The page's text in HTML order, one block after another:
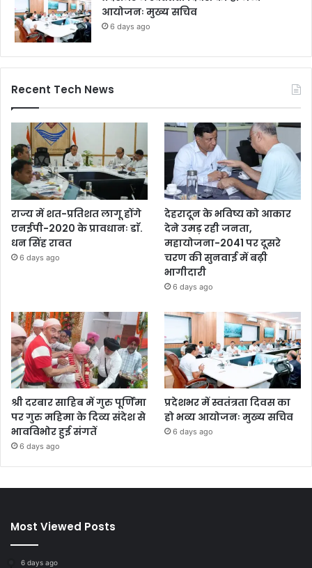
आयोजनः मुख्य सचिव
6 days ago
Recent Tech News
राज्य में शत-प्रतिशत लागू होंगे
एनईपी-2020 के प्रावधानः डाॅ.
धन सिंह रावत
6 days ago
देहरादून के भविष्य को आकार
देने उमड़ रही जनता,
महायोजना-2041 पर दूसरे
चरण की सुनवाई में बढ़ी
भागीदारी
6 days ago
श्री दरबार साहिब में गुरु पूर्णिमा
पर गुरु महिमा के दिव्य संदेश से
भावविभोर हुई संगतें
6 days ago
प्रदेशभर में स्वतंत्रता दिवस का
हो भव्य आयोजनः मुख्य सचिव
6 days ago
Most Viewed Posts
6 days ago